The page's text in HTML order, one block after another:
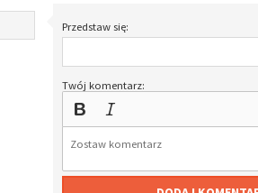
Przedstaw się:
Twój komentarz: